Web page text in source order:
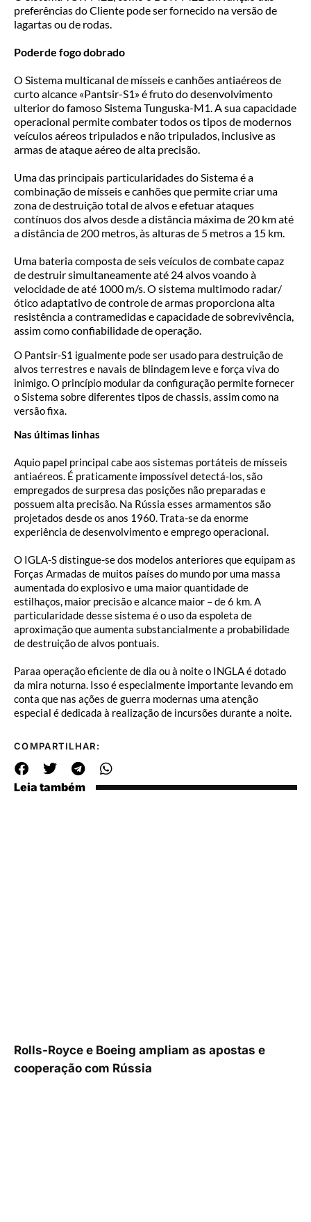
preferências do Cliente pode ser fornecido na versão de
lagartas ou de rodas.
Poderde fogo dobrado
O Sistema multicanal de mísseis e canhões antiaéreos de
curto alcance «Pantsir-S1» é fruto do desenvolvimento
ulterior do famoso Sistema Tunguska-M1. A sua capacidade
operacional permite combater todos os tipos de modernos
veículos aéreos tripulados e não tripulados, inclusive as
armas de ataque aéreo de alta precisão.
Uma das principais particularidades do Sistema é a
combinação de mísseis e canhões que permite criar uma
zona de destruição total de alvos e efetuar ataques
contínuos dos alvos desde a distância máxima de 20 km até
a distância de 200 metros, às alturas de 5 metros a 15 km.
Uma bateria composta de seis veículos de combate capaz
de destruir simultaneamente até 24 alvos voando à
velocidade de até 1000 m/s. O sistema multimodo radar/
ótico adaptativo de controle de armas proporciona alta
resistência a contramedidas e capacidade de sobrevivência,
assim como confiabilidade de operação.
O Pantsir-S1 igualmente pode ser usado para destruição de
alvos terrestres e navais de blindagem leve e força viva do
inimigo. O princípio modular da configuração permite fornecer
o Sistema sobre diferentes tipos de chassis, assim como na
versão fixa.
Nas últimas linhas
Aquio papel principal cabe aos sistemas portáteis de mísseis
antiaéreos. É praticamente impossível detectá-los, são
empregados de surpresa das posições não preparadas e
possuem alta precisão. Na Rússia esses armamentos são
projetados desde os anos 1960. Trata-se da enorme
experiência de desenvolvimento e emprego operacional.
O IGLA-S distingue-se dos modelos anteriores que equipam as
Forças Armadas de muitos países do mundo por uma massa
aumentada do explosivo e uma maior quantidade de
estilhaços, maior precisão e alcance maior – de 6 km. A
particularidade desse sistema é o uso da espoleta de
aproximação que aumenta substancialmente a probabilidade
de destruição de alvos pontuais.
Paraa operação eficiente de dia ou à noite o INGLA é dotado
da mira noturna. Isso é especialmente importante levando em
conta que nas ações de guerra modernas uma atenção
especial é dedicada à realização de incursões durante a noite.
COMPARTILHAR:
Leia também
Rolls-Royce e Boeing ampliam as apostas e
cooperação com Rússia